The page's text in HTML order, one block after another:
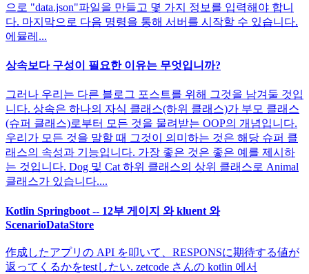
으로 "data.json"파일을 만들고 몇 가지 정보를 입력해야 합니
다. 마지막으로 다음 명령을 통해 서버를 시작할 수 있습니다.
에뮬레...
상속보다 구성이 필요한 이유는 무엇입니까?
그러나 우리는 다른 블로그 포스트를 위해 그것을 남겨둘 것입
니다. 상속은 하나의 자식 클래스(하위 클래스)가 부모 클래스
(슈퍼 클래스)로부터 모든 것을 물려받는 OOP의 개념입니다.
우리가 모든 것을 말할 때 그것이 의미하는 것은 해당 슈퍼 클
래스의 속성과 기능입니다. 가장 좋은 것은 좋은 예를 제시하
는 것입니다. Dog 및 Cat 하위 클래스의 상위 클래스로 Animal
클래스가 있습니다....
Kotlin Springboot -- 12부 게이지 와 kluent 와
ScenarioDataStore
作成したアプリの API を叩いて、RESPONSに期待する値が
返ってくるかをtestしたい. zetcode さんの kotlin 에서